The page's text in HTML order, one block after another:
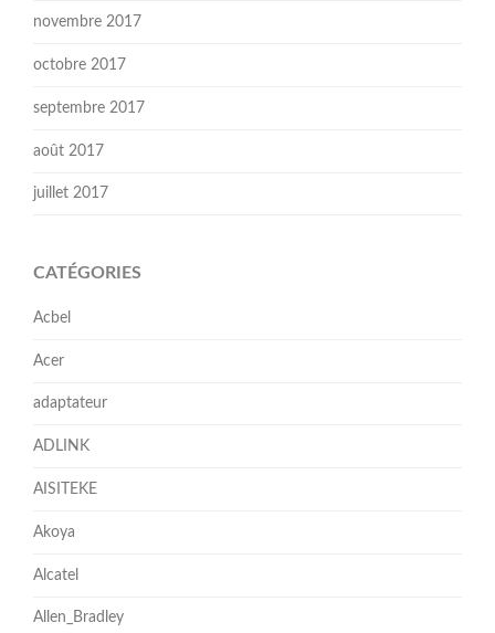
novembre 2017
octobre 2017
septembre 2017
août 2017
juillet 2017
CATÉGORIES
Acbel
Acer
adaptateur
ADLINK
AISITEKE
Akoya
Alcatel
Allen_Bradley